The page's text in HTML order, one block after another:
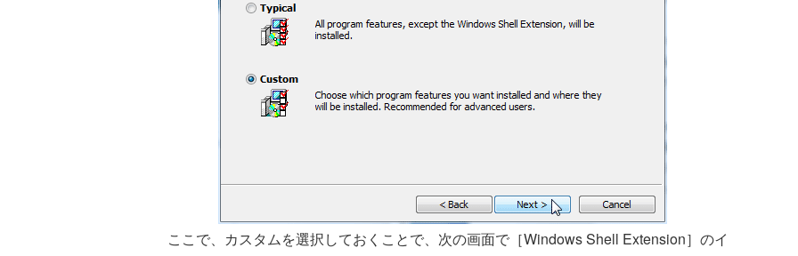
ここで、カスタムを選択しておくことで、次の画面で［Windows Shell Extension］のイ